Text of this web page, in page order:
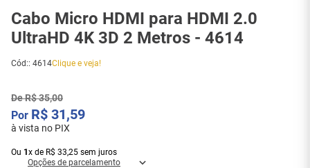
Cabo Micro HDMI para HDMI 2.0
UltraHD 4K 3D 2 Metros - 4614
Cód:: 4614Clique e veja!
DeR$35,00
R$ 31,59
à vista no PIX
Ou 1 x de R$ 33,25 sem juros
Opções de parcelamento